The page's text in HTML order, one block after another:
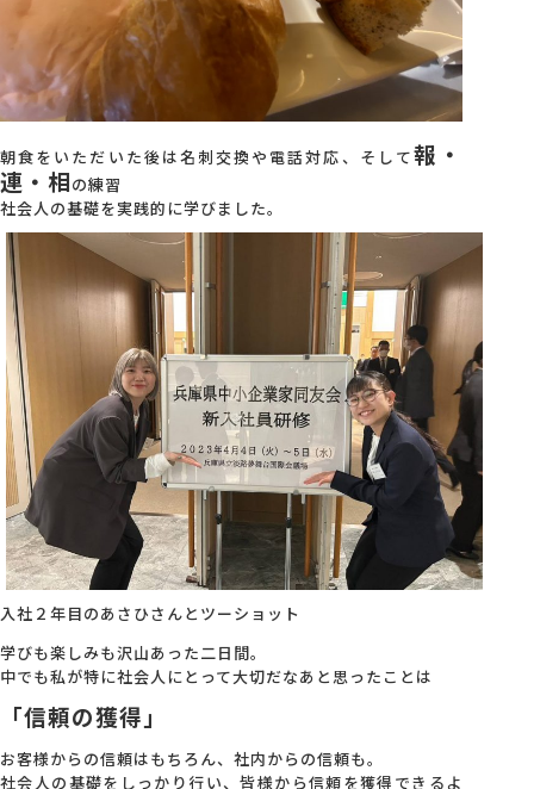
朝食をいただいた後は名刺交換や電話対応、そして報・
連・相の練習
社会人の基礎を実践的に学びました。
入社２年目のあさひさんとツーショット
学びも楽しみも沢山あった二日間。
中でも私が特に社会人にとって大切だなあと思ったことは
「信頼の獲得」
お客様からの信頼はもちろん、社内からの信頼も。
社会人の基礎をしっかり行い、皆様から信頼を獲得できるよ